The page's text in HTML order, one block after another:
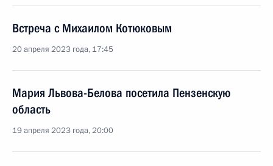
Встреча с Михаилом Котюковым
20 апреля 2023 года, 17:45
Мария Львова-Белова посетила Пензенскую
область
19 апреля 2023 года, 20:00